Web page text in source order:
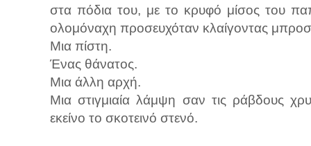
στα πόδια του, με το κρυφό μίσος του
ολομόναχη προσευχόταν κλαίγοντας
Μια πίστη.
Ένας θάνατος.
Μια άλλη αρχή.
Μια στιγμιαία λάμψη σαν τις ράβδους
εκείνο το σκοτεινό στενό.